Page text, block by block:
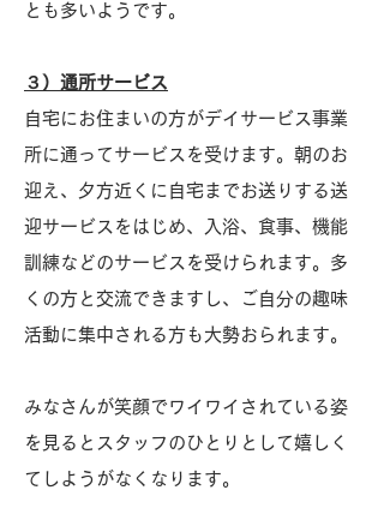
とも多いようです。
３）通所サービス
自宅にお住まいの方がデイサービス事業
所に通ってサービスを受けます。朝のお
迎え、夕方近くに自宅までお送りする送
迎サービスをはじめ、入浴、食事、機能
訓練などのサービスを受けられます。多
くの方と交流できますし、ご自分の趣味
活動に集中される方も大勢おられます。
みなさんが笑顔でワイワイされている姿
を見るとスタッフのひとりとして嬉しく
てしようがなくなります。